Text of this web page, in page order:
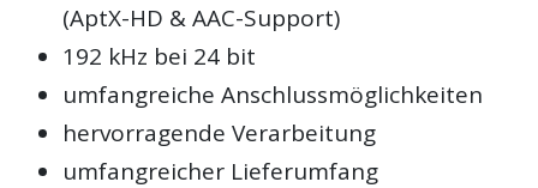
(AptX-HD & AAC-Support)
192 kHz bei 24 bit
umfangreiche Anschlussmöglichkeiten
hervorragende Verarbeitung
umfangreicher Lieferumfang